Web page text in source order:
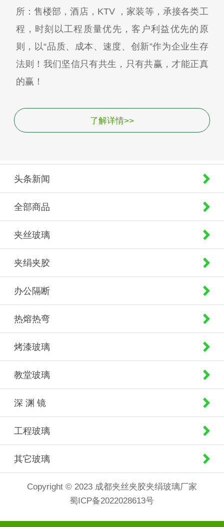
所：售楼部，酒店，KTV ，家装等，承接各类工
程，时刻以工程质量优先，客户利益优先的原
则，以“品质、成本、速度、创新”作为企业生存
法则！我们坚信只有共生，只有共赢，才能正真
的赢！
了解详情>>
头条新闻
全部商品
夹丝玻璃
夹绢夹胶
办公隔断
热熔热弯
烤漆玻璃
教堂玻璃
深 渊 镜
工程玻璃
其它玻璃
Copyright © 2023 成都夹丝夹胶夹绢玻璃厂家
蜀ICP备2022028613号